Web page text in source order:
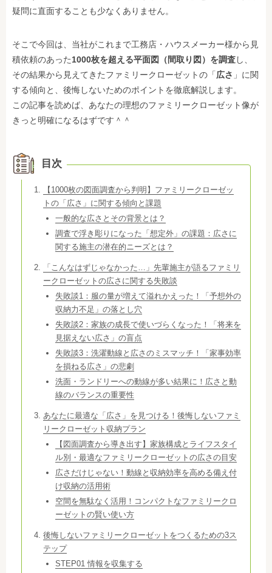
疑問に直面することも少なくありません。
そこで今回は、当社がこれまで工務店・ハウスメーカー様から見
積依頼のあった1000枚を超える平面図（間取り図）を調査し、
その結果から見えてきたファミリークローゼットの「広さ 」に関
する傾向と、後悔しないためのポイントを徹底解説します。
この記事を読めば、あなたの理想のファミリークローゼット像が
きっと明確になるはずです＾＾
目次
【1000枚の図面調査から判明】ファミリークローゼッ
トの「広さ」に関する傾向と課題
一般的な広さとその背景とは？
調査で浮き彫りになった「想定外」の課題：広さに
関する施主の潜在的ニーズとは？
「こんなはずじゃなかった…」先輩施主が語るファミリ
ークローゼットの広さに関する失敗談
失敗談1：服の量が増えて溢れかえった！「予想外の
収納力不足」の落とし穴
失敗談2：家族の成長で使いづらくなった！「将来を
見据えない広さ」の盲点
失敗談3：洗濯動線と広さのミスマッチ！「家事効率
を損ねる広さ」の悲劇
洗面・ランドリーへの動線が多い結果に！広さと動
線のバランスの重要性
あなたに最適な「広さ」を見つける！後悔しないファミ
リークローゼット収納プラン
【図面調査から導き出す】家族構成とライフスタイ
ル別・最適なファミリークローゼットの広さの目安
広さだけじゃない！動線と収納効率を高める備え付
け収納の活用術
空間を無駄なく活用！コンパクトなファミリークロ
ーゼットの賢い使い方
後悔しないファミリークローゼットをつくるための3ス
テップ
STEP01 情報を収集する